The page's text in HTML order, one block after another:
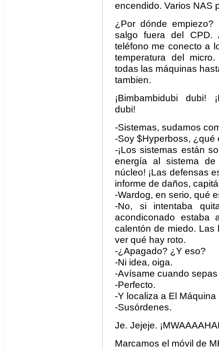
encendido. Varios NAS
¿Por dónde
salgo fuera del CPD.
teléfono me conecto a
temperatura del
todas las máquinas
tambien.
¡Bimbambidubi dubi!
dubi!
-Sistemas, sudamos
-Soy $Hyperboss,
-¡Los sistemas están
energía al sistema de
núcleo! ¡Las defensas
informe de daños,
-Wardog, en serio, qué
-No, si intentaba
acondiconado estaba
calentón de miedo. Las
ver qué hay roto.
-¿Apagado? ¿Y eso?
-Ni idea, oiga.
-Avísame cuando
-Perfecto.
-Y localiza a El
-Susórdenes.
Je. Jejeje.
Marcamos el móvil de